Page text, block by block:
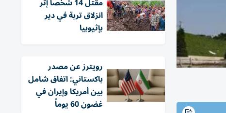
انزلاق تربة في دير
بإثيوبيا
‏رويترز عن مصدر
باكستاني: اتفاق شامل
بين أمريكا وإيران في
غضون 60 يوماً